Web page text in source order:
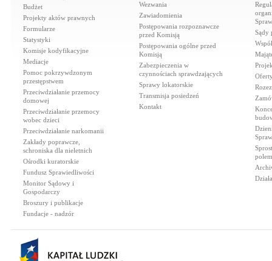
Budżet
Projekty aktów prawnych
Formularze
Statystyki
Komisje kodyfikacyjne
Mediacje
Pomoc pokrzywdzonym
przestępstwem
Przeciwdziałanie przemocy
domowej
Przeciwdziałanie przemocy
wobec dzieci
Przeciwdziałanie narkomanii
Zakłady poprawcze,
schroniska dla nieletnich
Ośrodki kuratorskie
Fundusz Sprawiedliwości
Monitor Sądowy i
Gospodarczy
Broszury i publikacje
Fundacje - nadzór
Wezwania
Zawiadomienia
Postępowania rozpoznawcze
przed Komisją
Postępowania ogólne przed
Komisją
Zabezpieczenia w
czynnościach sprawdzających
Sprawy lokatorskie
Transmisja posiedzeń
Kontakt
Sądy